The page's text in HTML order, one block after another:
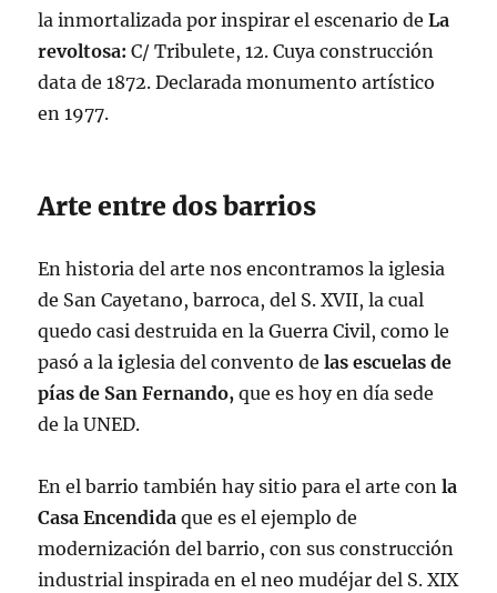
la inmortalizada por inspirar el escenario deLa
revoltosa: C/ Tribulete, 12. Cuya construcción
data de 1872. Declarada monumento artístico
en 1977.
Arte entre dos barrios
En historia del arte nos encontramos la iglesia
de San Cayetano, barroca, del S. XVII, la cual
quedo casi destruida en la Guerra Civil, como le
pasó a la iglesia del convento de las escuelas de
pías de San Fernando,que es hoy en día sede
de la UNED.
En el barrio también hay sitio para el arte con la
Casa Encendida que es el ejemplo de
modernización del barrio, con sus construcción
industrial inspirada en el neo mudéjar del S. XIX